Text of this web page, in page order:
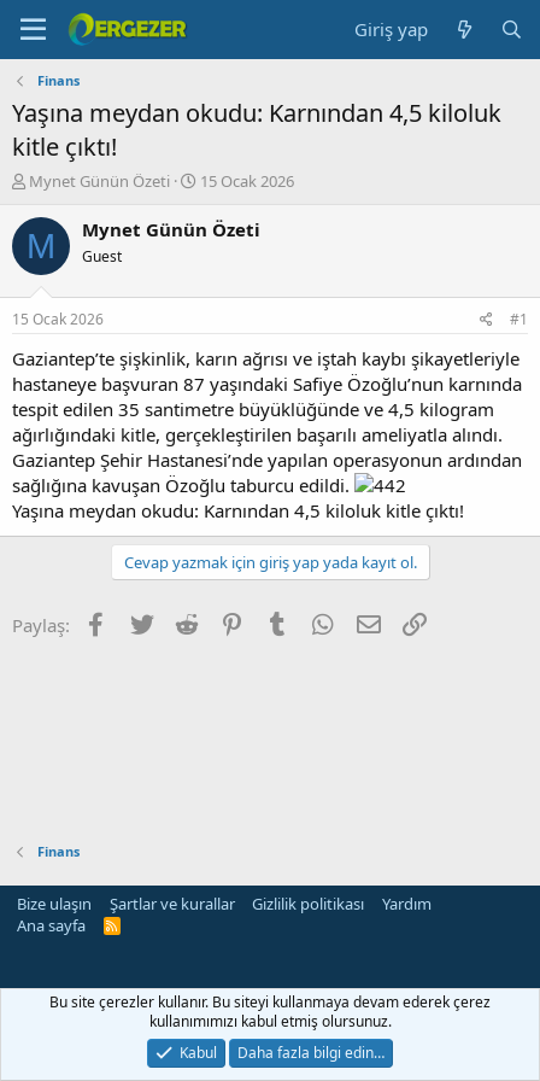
Giriş yap
Finans
Yaşına meydan okudu: Karnından 4,5 kiloluk
kitle çıktı!
K
n
b
u
u
b
a
l
a
t
a
n
Mynet Günün Özeti
B
ş
ç
t
a
r
i
h
i
15 Ocak 2026
M Mynet Günün Özeti
Guest
15 Ocak 2026 #1
Gaziantep’te şişkinlik, karın ağrısı ve iştah kaybı şikayetleriyle
hastaneye başvuran 87 yaşındaki Safiye Özoğlu’nun karnında
tespit edilen 35 santimetre büyüklüğünde ve 4,5 kilogram
ağırlığındaki kitle, gerçekleştirilen başarılı ameliyatla alındı.
Gaziantep Şehir Hastanesi’nde yapılan operasyonun ardından
sağlığına kavuşan Özoğlu taburcu edildi.
Yaşına meydan okudu: Karnından 4,5 kiloluk kitle çıktı!
Cevap yazmak için giriş yap yada kayıt ol.
Paylaş: Facebook
Twitter Reddit PinterestTumblr WhatsApp
E-posta
Finans
Bize ulaşın Şartlar ve kurallar Gizlilik politikası
Yardım
Ana sayfa
R
Bu site çerezler kullanır. Bu siteyi kullanmaya devam ederek çerez
kullanımımızı kabul etmiş olursunuz.
Kabul
Daha fazla bilgi edin…